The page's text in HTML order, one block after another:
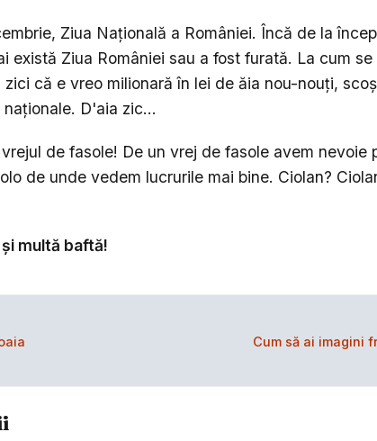
Ziua Națională a României. Încă de la
există Ziua României sau a fost furată. La cum
zici că e vreo milionară în lei de ăia nou-nouți,
D'aia zic...
de fasole! De un vrej de fasole avem nevoie
de unde vedem lucrurile mai bine. Ciolan?
și multă baftă!
Cum să ai imagini